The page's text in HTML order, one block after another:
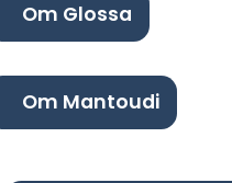
Om Glossa
Om Mantoudi